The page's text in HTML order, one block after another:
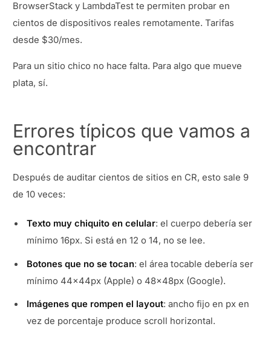
BrowserStack y LambdaTest te permiten probar en
cientos de dispositivos reales remotamente. Tarifas
desde $30/mes.
Para un sitio chico no hace falta. Para algo que mueve
plata, sí.
Errores típicos que vamos a
encontrar
Después de auditar cientos de sitios en CR, esto sale 9
de 10 veces:
Texto muy chiquito en celular: el cuerpo debería ser
mínimo 16px. Si está en 12 o 14, no se lee.
Botones que no se tocan: el área tocable debería ser
mínimo 44x44px (Apple) o 48x48px (Google).
Imágenes que rompen el layout: ancho fijo en px en
vez de porcentaje produce scroll horizontal.